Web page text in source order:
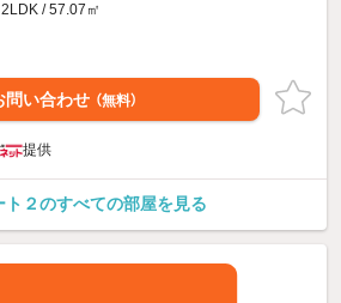
/ 57.07㎡
問い合わせ （無料）
提供
ト２のすべての部屋を見る